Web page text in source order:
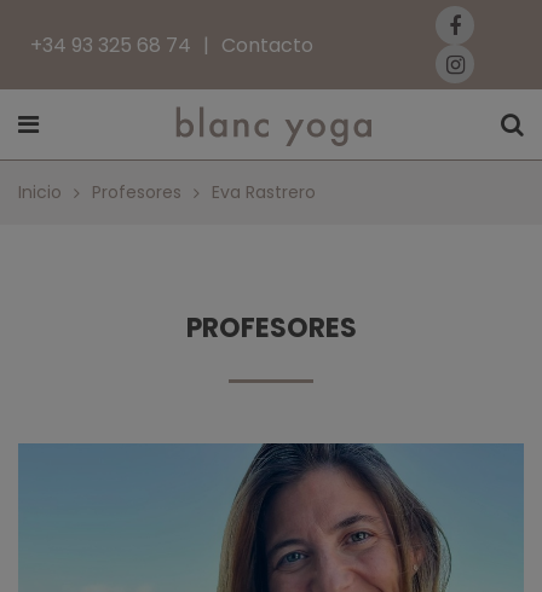
+34 93 325 68 74 Contacto
Inicio Profesores Eva Rastrero
PROFESORES